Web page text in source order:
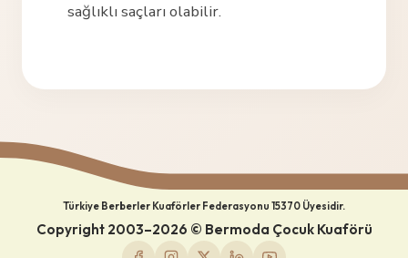
sağlıklı saçları olabilir.
Türkiye Berberler Kuaförler Federasyonu 15370 Üyesidir.
Copyright 2003–2026 © Bermoda Çocuk Kuaförü